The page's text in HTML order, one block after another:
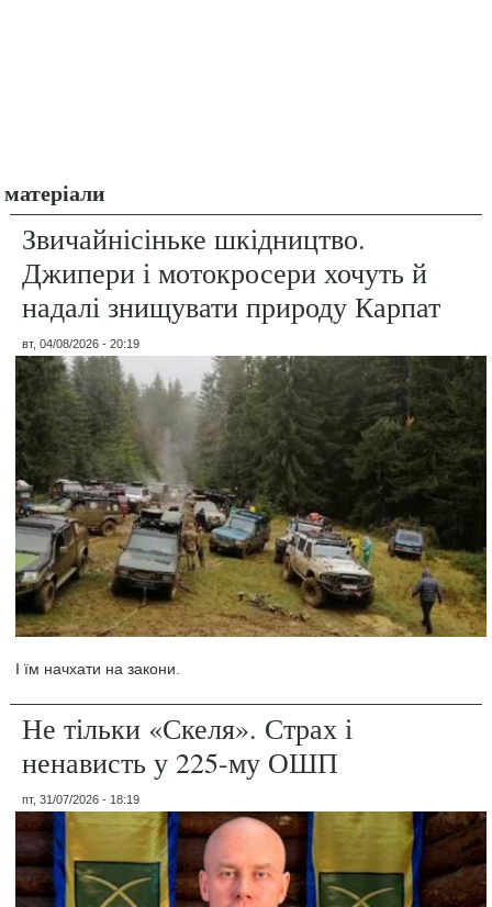
матеріали
Звичайнісіньке шкідництво.
Джипери і мотокросери хочуть й
надалі знищувати природу Карпат
вт, 04/08/2026 - 20:19
І їм начхати на закони.
Не тільки «Скеля». Страх і
ненависть у 225-му ОШП
пт, 31/07/2026 - 18:19